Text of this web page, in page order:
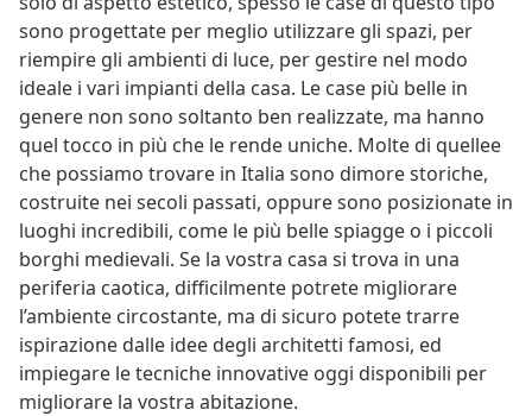
sono progettate per meglio utilizzare gli spazi, per
riempire gli ambienti di luce, per gestire nel modo
ideale i vari impianti della casa. Le case più belle in
genere non sono soltanto ben realizzate, ma hanno
quel tocco in più che le rende uniche. Molte di quellee
che possiamo trovare in Italia sono dimore storiche,
costruite nei secoli passati, oppure sono posizionate in
luoghi incredibili, come le più belle spiagge o i piccoli
borghi medievali. Se la vostra casa si trova in una
periferia caotica, difficilmente potrete migliorare
l’ambiente circostante, ma di sicuro potete trarre
ispirazione dalle idee degli architetti famosi, ed
impiegare le tecniche innovative oggi disponibili per
migliorare la vostra abitazione.